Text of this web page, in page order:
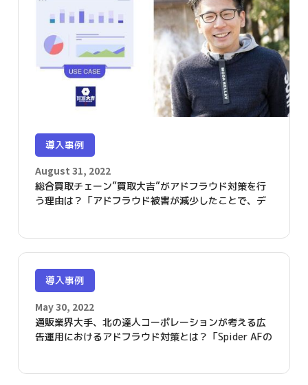
導入事例
August 31, 2022
総合買取チェーン”買取大吉”がアドフラウド対策を行
う理由は？「アドフラウド被害が減少したことで、デ
導入事例
May 30, 2022
通販業界大手、北の達人コーポレーションが考える広
告運用におけるアドフラウド対策とは？「Spider AFの